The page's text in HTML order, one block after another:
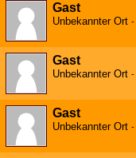
Gast
Unbekannter Ort -
Gast
Unbekannter Ort -
Gast
Unbekannter Ort -